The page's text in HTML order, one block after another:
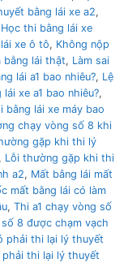
bằng lái xe a2,
Học thi bằng lái xe
xe ô tô, Không nộp
bằng lái thật, Làm sai
lái a1 bao nhiêu?, Lệ
xe a1 bao nhiêu?,
bằng lái xe máy bao
chạy vòng số 8 khi
gặp khi thi lý
, Lỗi thường gặp khi thi
a2, Mất bằng lái mất
mất bằng lái có làm
, Thi a1 chạy vòng số
8 được chạm vạch
phải thi lại lý thuyết
thi lại lý thuyết